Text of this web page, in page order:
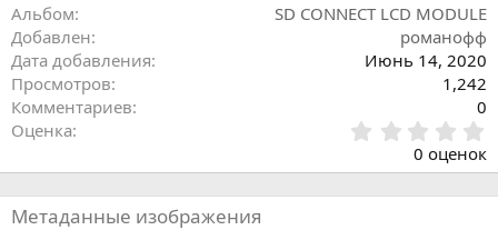
Альбом
SD CONNECT LCD MODULE
Добавлен
романофф
Дата добавления
Июнь 14, 2020
Просмотров
1,242
Комментариев
0
Оценка
.
0
0 оценок
Метаданные изображения